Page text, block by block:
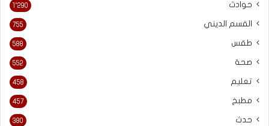
حوادث 1٬290
القسم الديني 755
طقس 588
صحة 552
تعليم 458
مطبخ 457
حدث 380